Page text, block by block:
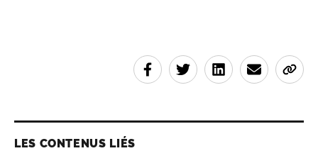
LES CONTENUS LIÉS